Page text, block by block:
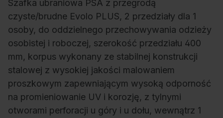
Szafka ubraniowa PSA z przegrodą
czyste/brudne Evolo PLUS, 2 przedziały dla 1
osoby, do oddzielnego przechowywania odzieży
osobistej i roboczej, szerokość przedziału 400
mm, korpus wykonany ze stabilnej konstrukcji
stalowej z wysokiej jakości malowaniem
proszkowym zapewniającym wysoką odporność
na promieniowanie UV i korozję, z tylnymi
otworami perforacji u góry i u dołu, wewnątrz 1